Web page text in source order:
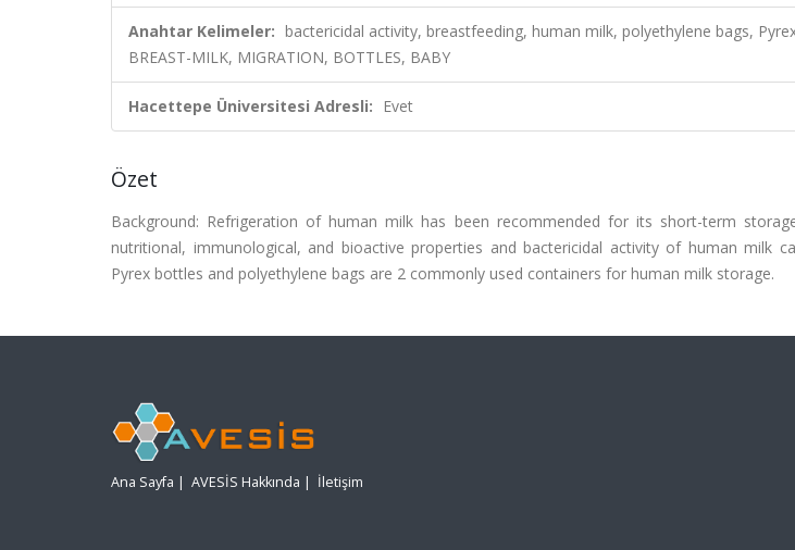
Anahtar Kelimeler: bactericidal activity, breastfeeding, human milk, polyethylene bags,
BREAST-MILK, MIGRATION, BOTTLES, BABY
Hacettepe Üniversitesi Adresli: Evet
Özet
Background: Refrigeration of human milk has been recommended for its short-term
nutritional, immunological, and bioactive properties and bactericidal activity of human milk
Pyrex bottles and polyethylene bags are 2 commonly used containers for human milk storage.
Ana Sayfa | AVESİS Hakkında | İletişim